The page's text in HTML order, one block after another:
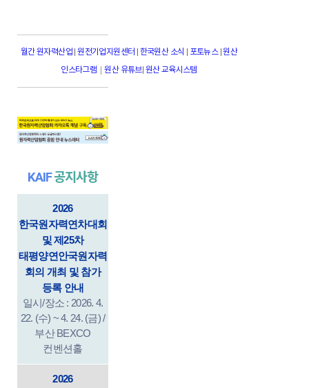
월간 원자력산업 |원전기업지원센터 | 한국원산 소식 | 포토뉴스 |원산
인스타그램 |원산 유튜브| 원산 교육시스템
KAIF공지사항
2026
한국원자력연차대회
및 제25차
태평양연안국원자력
회의 개최 및 참가
등록 안내
일시/장소 : 2026. 4.
22. (수) ~ 4. 24. (금) /
부산 BEXCO
컨벤션홀
2026